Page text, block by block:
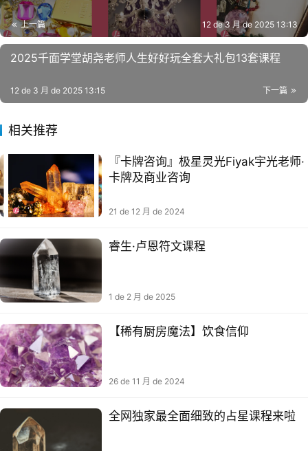
上一篇 12 de 3 月 de 2025 13:13
2025千面学堂胡尧老师人生好好玩全套大礼包13套课程
下一篇
12 de 3 月 de 2025 13:15
相关推荐
『卡‮咨牌‬询』极星灵光Fiyak宇光老师·
卡牌及‮业商‬咨询
21 de 12 月 de 2024
睿生·卢恩符文课程
1 de 2 月 de 2025
【稀有厨房魔法】饮食信仰
26 de 11 月 de 2024
全网独家最全面细致的占星课程来啦